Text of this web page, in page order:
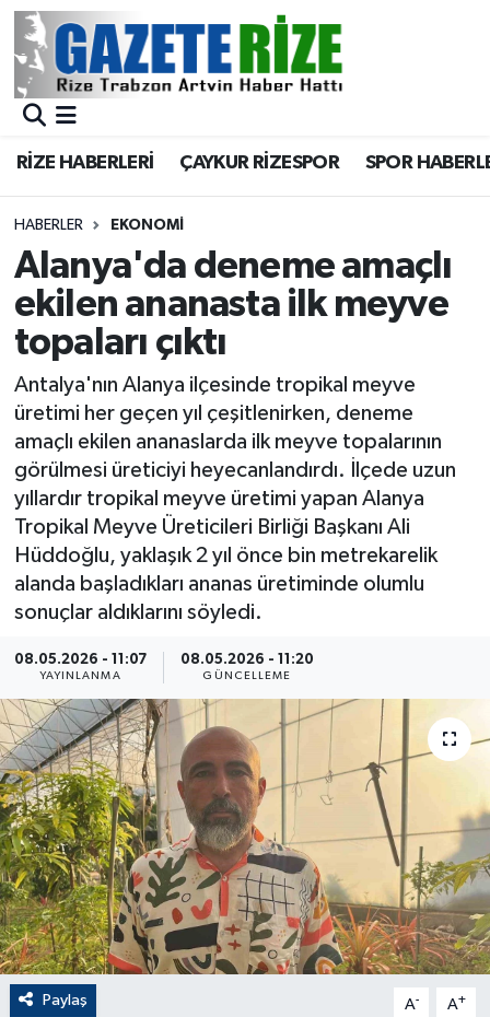
RİZE HABERLERİ ÇAYKUR RİZESPOR SPOR
HABERLER EKONOMİ
Alanya'da deneme amaçlı
ekilen ananasta ilk meyve
topaları çıktı
Antalya'nın Alanya ilçesinde tropikal meyve
üretimi her geçen yıl çeşitlenirken, deneme
amaçlı ekilen ananaslarda ilk meyve topalarının
görülmesi üreticiyi heyecanlandırdı. İlçede uzun
yıllardır tropikal meyve üretimi yapan Alanya
Tropikal Meyve Üreticileri Birliği Başkanı Ali
Hüddoğlu, yaklaşık 2 yıl önce bin metrekarelik
alanda başladıkları ananas üretiminde olumlu
sonuçlar aldıklarını söyledi.
08.05.2026 - 11:07
YAYINLANMA
08.05.2026 - 11:20
GÜNCELLEME
Paylaş A- A+
BÖLGEMİZ
Asayiş
Rize Jandarma Komutanlığı
Bilim Teknoloji
Bölge
Advertising news
Canlı Maç
ÇEVRE
Dış Haberler
EĞİTİM
EKONOMİ
English News
Finans
Flaş Haber
Gayrimenkul
Merkez Nöbetçi Eczaneler
Merkez Trafik Yoğunluk Haritası
Süper Lig Puan Durumu ve Fikstür
Tüm Manşetler
Son Dakika Haberleri
Haber Arşivi